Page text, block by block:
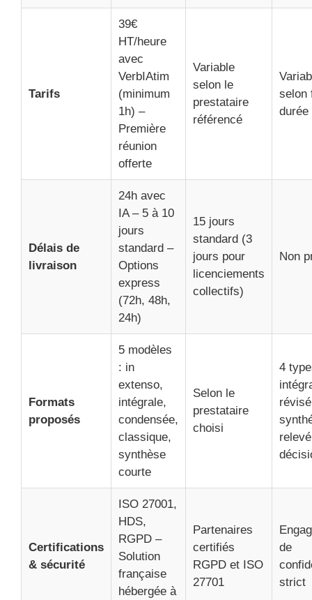
Tarifs
39€
HT/heure
avec
VerbIAtim
(minimum
1h) –
Première
réunion
offerte
Variable
selon le
prestataire
référencé
selon
durée
Délais de
livraison
24h avec
IA – 5 à 10
jours
standard –
Options
express
(72h, 48h,
24h)
15 jours
standard (3
jours pour
licenciements
collectifs)
Non
Formats
proposés
5 modèles
: in
extenso,
intégrale,
condensée,
classique,
synthèse
courte
Selon le
prestataire
choisi
4
Certifications
& sécurité
ISO 27001,
HDS,
RGPD –
Solution
française
hébergée à
Partenaires
certifiés
RGPD et ISO
27701
de
strict